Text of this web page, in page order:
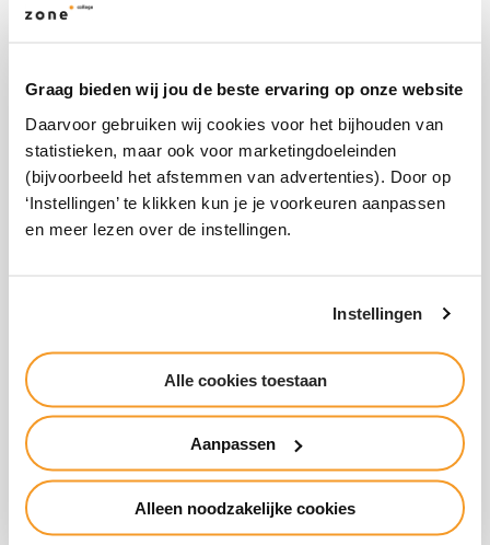
Graag bieden wij jou de beste ervaring op onze website
Daarvoor gebruiken wij cookies voor het bijhouden van
statistieken, maar ook voor marketingdoeleinden
(bijvoorbeeld het afstemmen van advertenties). Door op
‘Instellingen’ te klikken kun je je voorkeuren aanpassen
en meer lezen over de instellingen.
Instellingen
Alle cookies toestaan
Aanpassen
Alleen noodzakelijke cookies
7
sep
branche-opleiding
Aankomend Hovenier in
Hoogeveen
Snel naar
Voor bedrijven
Werken bij
International
Vakanties
Inloggen
Alumni
Contact